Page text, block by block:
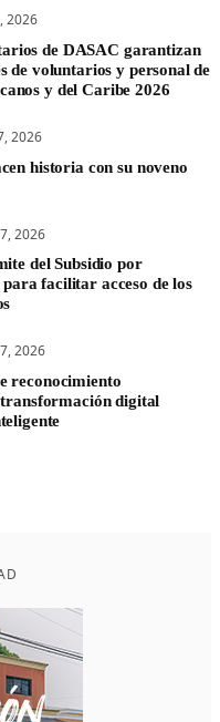
2026
de DASAC garantizan
de voluntarios y personal de
y del Caribe 2026
2026
historia con su noveno
2026
del Subsidio por
facilitar acceso de los
2026
reconocimiento
digital